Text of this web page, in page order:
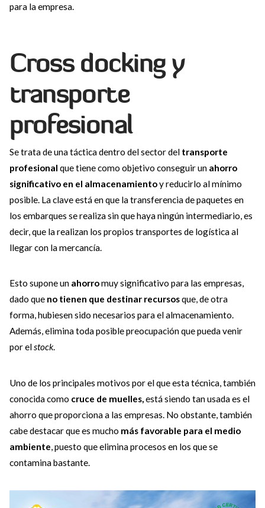
para la empresa.
Cross docking y
transporte
profesional
Se trata de una táctica dentro del sector del transporte
profesional que tiene como objetivo conseguir un ahorro
significativo en el almacenamientoy reducirlo al mínimo
posible. La clave está en que la transferencia de paquetes en
los embarques se realiza sin que haya ningún intermediario, es
decir, que la realizan los propios transportes de logística al
llegar con la mercancía.
Esto supone un ahorromuy significativo para las empresas,
dado que no tienen que destinar recursosque, de otra
forma, hubiesen sido necesarios para el almacenamiento.
Además, elimina toda posible preocupación que pueda venir
por elstock.
Uno de los principales motivos por el que esta técnica, también
conocida como cruce de muelles, está siendo tan usada es el
ahorro que proporciona a las empresas. No obstante, también
cabe destacar que es mucho más favorable para el medio
ambiente , puesto que elimina procesos en los que se
contamina bastante.